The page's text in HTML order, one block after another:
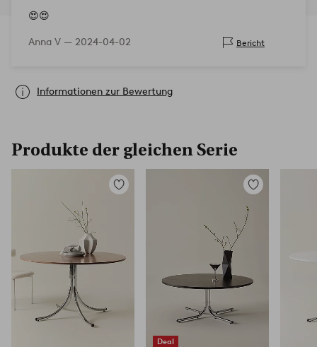
😍😍
Anna V — 2024-04-02 Bericht
Informationen zur Bewertung
Produkte der gleichen Serie
Zu
Deal
Zu
hinzufügen